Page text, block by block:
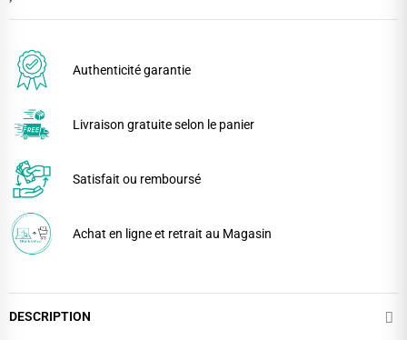
Authenticité garantie
Livraison gratuite selon le panier
Satisfait ou remboursé
Achat en ligne et retrait au Magasin
DESCRIPTION